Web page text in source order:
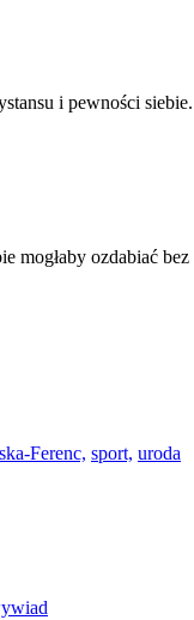
i pewności siebie.
mogłaby ozdabiać bez
Ferenc, sport, uroda